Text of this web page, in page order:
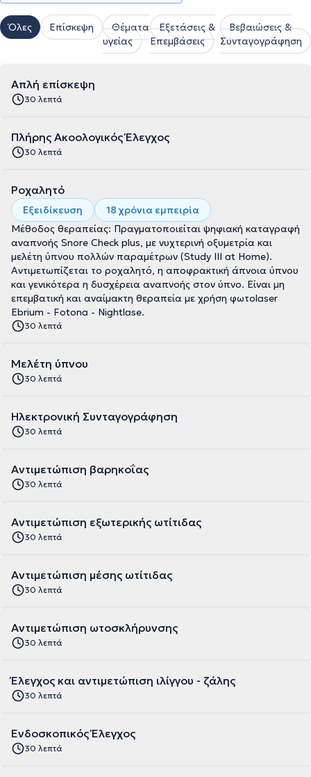
Όλες Επίσκεψη
Θέματα
υγείας
Εξετάσεις &
Επεμβάσεις
Βεβαιώσεις &
Συνταγογράφηση
Απλή επίσκεψη
30 λεπτά
Πλήρης Ακοολογικός Έλεγχος
30 λεπτά
Ροχαλητό
Εξειδίκευση
18 χρόνια εμπειρία
Μέθοδος θεραπείας: Πραγματοποιείται ψηφιακή καταγραφή
αναπνοής Snore Check plus, με νυχτερινή οξυμετρία και
μελέτη ύπνου πολλών παραμέτρων (Study III at Home).
Αντιμετωπίζεται το ροχαλητό, η αποφρακτική άπνοια ύπνου
και γενικότερα η δυσχέρεια αναπνοής στον ύπνο. Είναι μη
επεμβατική και αναίμακτη θεραπεία με χρήση φωτοlaser
Ebrium - Fotona - Nightlase.
30 λεπτά
Μελέτη ύπνου
30 λεπτά
Ηλεκτρονική Συνταγογράφηση
30 λεπτά
Αντιμετώπιση βαρηκοΐας
30 λεπτά
Αντιμετώπιση εξωτερικής ωτίτιδας
30 λεπτά
Αντιμετώπιση μέσης ωτίτιδας
30 λεπτά
Αντιμετώπιση ωτοσκλήρυνσης
30 λεπτά
Έλεγχος και αντιμετώπιση ιλίγγου - ζάλης
30 λεπτά
Ενδοσκοπικός Έλεγχος
30 λεπτά